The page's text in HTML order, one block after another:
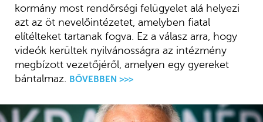
kormány most rendőrségi felügyelet alá helyezi
azt az öt nevelőintézetet, amelyben fiatal
elítélteket tartanak fogva. Ez a válasz arra, hogy
videók kerültek nyilvánosságra az intézmény
megbízott vezetőjéről, amelyen egy gyereket
bántalmaz.
BŐVEBBEN >>>